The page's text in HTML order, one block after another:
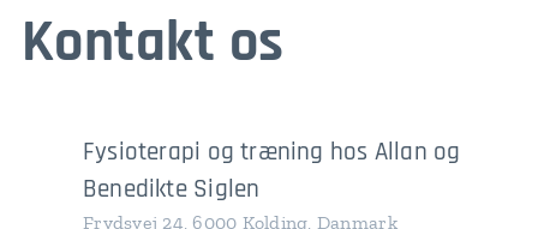
Kontakt os
Fysioterapi og træning hos Allan og
Benedikte Siglen
Frydsvej 24, 6000 Kolding, Danmark